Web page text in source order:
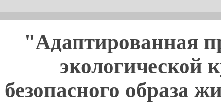
"Адаптированная
экологической
безопасного образа